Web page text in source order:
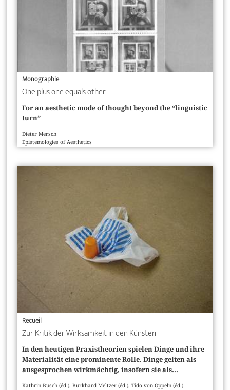
Monographie
One plus one equals other
For an aesthetic mode of thought beyond the “linguistic
turn”
Dieter Mersch
Epistemologies of Aesthetics
Recueil
Zur Kritik der Wirksamkeit in den Künsten
In den heutigen Praxistheorien spielen Dinge und ihre
Materialität eine prominente Rolle. Dinge gelten als
ausgesprochen wirkmächtig, insofern sie als...
Kathrin Busch (éd.), Burkhard Meltzer (éd.), Tido von Oppeln (éd.)